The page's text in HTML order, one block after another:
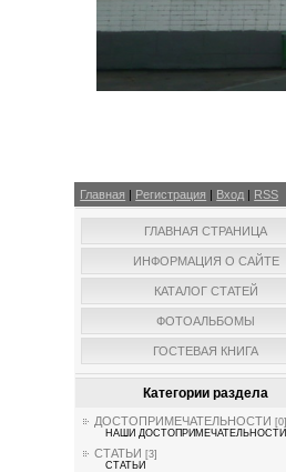
Главная | Регистрация | Вход | RSS
ГЛАВНАЯ СТРАНИЦА
ИНФОРМАЦИЯ О САЙТЕ
КАТАЛОГ СТАТЕЙ
ФОТОАЛЬБОМЫ
ГОСТЕВАЯ КНИГА
Категории раздела
ДОСТОПРИМЕЧАТЕЛЬНОСТИ [0]
НАШИ ДОСТОПРИМЕЧАТЕЛЬНОСТИ
СТАТЬИ [3]
СТАТЬИ